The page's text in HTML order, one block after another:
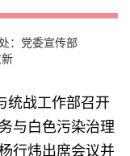
：党委宣传部
统战工作部召开
与白色污染治理
行炜出席会议并